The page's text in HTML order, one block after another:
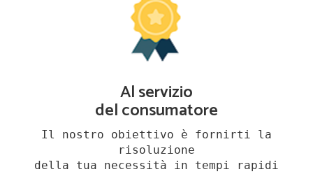
Al servizio
del consumatore
Il nostro obiettivo è fornirti la
risoluzione
della tua necessità in tempi rapidi